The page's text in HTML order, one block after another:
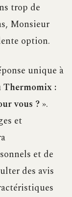
trop de
Monsieur
option.
unique à
Thermomix :
vous ?».
et
et de
des avis